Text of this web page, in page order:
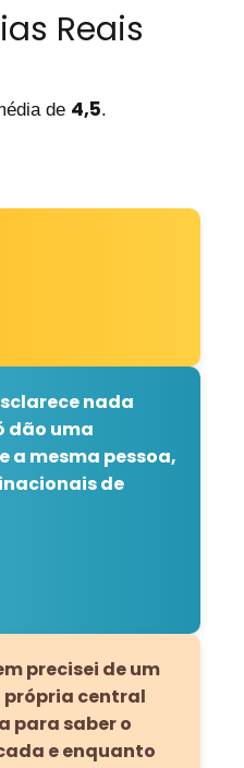
Reais
de 4,5.
nada
dão uma
a mesma pessoa,
de
precisei de um
própria central
para saber o
e enquanto